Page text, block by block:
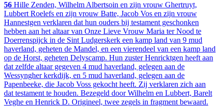
56 Hille Zenden, Wilhelm Albertsoin en zijn vrouw Ghertruyt,
Lubbert Roelefs en zijn vrouw Batte, Jacob Vos en zijn vrouw
Hannestgen verklaren dat hun ouders bij testament geschonken
hebben aan het altaar van Onze Lieve Vrouw Maria ter Nood te
Doerrenspijck in de Sint Ludgerskerk een kamp land van 9 mud
haverland, geheten de Mandel, en een vierendeel van een kamp land
op de Horst, geheten Delyscamp. Hun zuster Henricktgen heeft aan
dat zelfde altaar gegeven 4 mud haverland, gelegen aan de
Wessyngher kerkdijk, en 5 mud haverland, gelegen aan de
Papenbeeke, die Jacob Voss gekocht heeft. Zij verklaren zich aan
dat testament te houden. Bezegeld door Wilhelm en Lubbert, Barelt
Veghe en Henrick D. Origineel, twee zegels in fragment bewaard.